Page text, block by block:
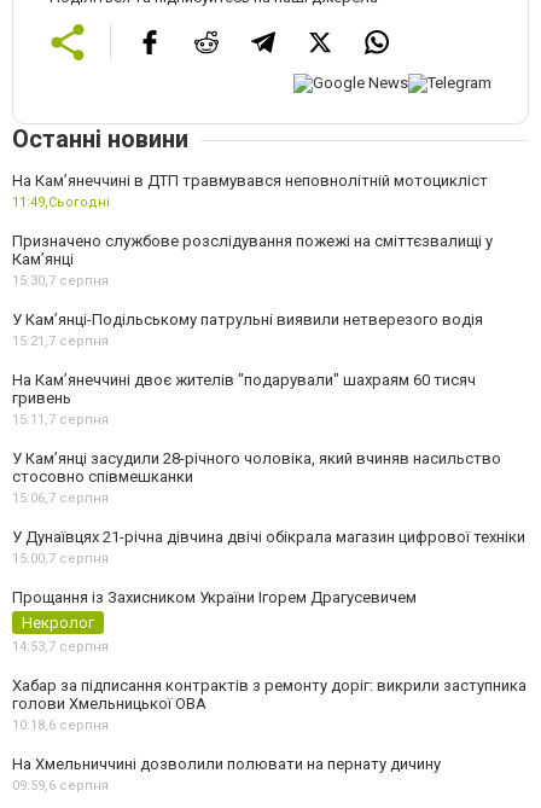
Останні новини
На Кам’янеччині в ДТП травмувався неповнолітній мотоцикліст
11:49,Сьогодні
Призначено службове розслідування пожежі на сміттєзвалищі у
Кам’янці
15:30,7 серпня
У Кам’янці-Подільському патрульні виявили нетверезого водія
15:21,7 серпня
На Камʼянеччині двоє жителів "подарували" шахраям 60 тисяч
гривень
15:11,7 серпня
У Камʼянці засудили 28-річного чоловіка, який вчиняв насильство
стосовно співмешканки
15:06,7 серпня
У Дунаївцях 21-річна дівчина двічі обікрала магазин цифрової техніки
15:00,7 серпня
Прощання із Захисником України Ігорем Драгусевичем
Некролог
14:53,7 серпня
Хабар за підписання контрактів з ремонту доріг: викрили заступника
голови Хмельницької ОВА
10:18,6 серпня
На Хмельниччині дозволили полювати на пернату дичину
09:59,6 серпня